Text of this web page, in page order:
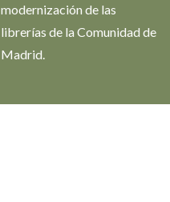
modernización de las
librerías de la Comunidad de
Madrid.